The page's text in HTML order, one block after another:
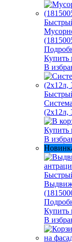
Купить
В
(2х12л,
Купить
В
Купить
В